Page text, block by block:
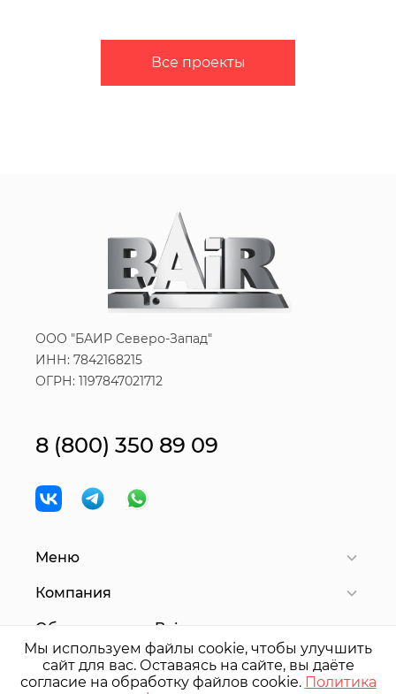
Все проекты
ООО "БАИР Северо-Запад"
ИНН: 7842168215
ОГРН: 1197847021712
8 (800) 350 89 09
Меню
Компания
Оборудование Bair
Мы используем файлы cookie, чтобы улучшить
сайт для вас. Оставаясь на сайте, вы даёте
согласие на обработку файлов cookie. Политика